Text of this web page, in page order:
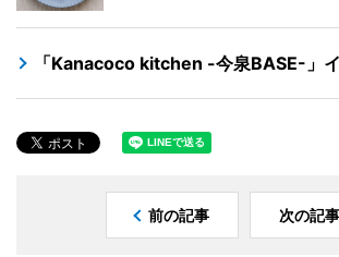
「Kanacoco kitchen -今泉BASE-」
前の記事 次の記事